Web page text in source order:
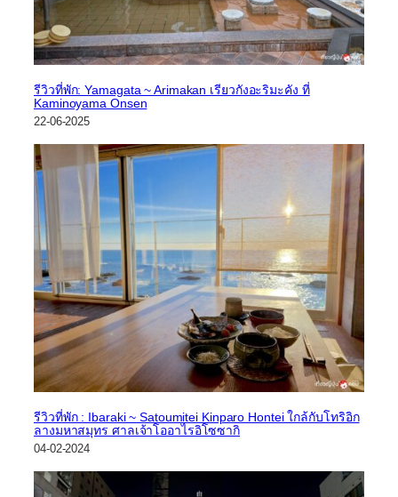
รีวิวที่พัก: Yamagata ~ Arimakan เรียวกังอะริมะคัง ที่
Kaminoyama Onsen
22-06-2025
รีวิวที่พัก : Ibaraki ~ Satoumitei Kinparo Hontei ใกล้กับโทริอิก
ลางมหาสมุทร ศาลเจ้าโออาไรอิโซซากิ
04-02-2024